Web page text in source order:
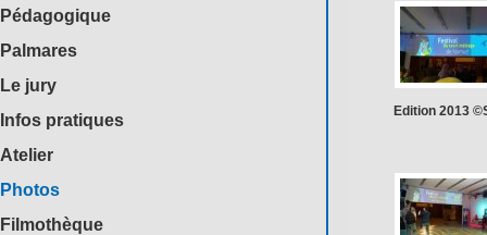
Pédagogique
Palmares
Le jury
Infos pratiques
Atelier
Photos
Filmothèque
Edition 2013